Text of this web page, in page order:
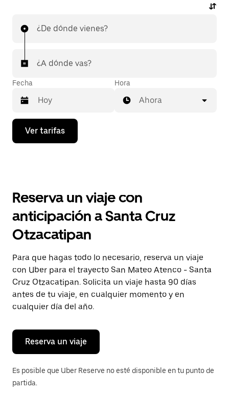
¿De dónde vienes?
¿A dónde vas?
Fecha
Presiona
flecha
el
y
selecciona
una
Presiona
la
tecla Esc
para
cerrar
el
calendario.
Hora
Ahora
Ver tarifas
Reserva un viaje con
anticipación a Santa Cruz
Otzacatipan
Para que hagas todo lo necesario, reserva un viaje
con Uber para el trayecto San Mateo Atenco - Santa
Cruz Otzacatipan. Solicita un viaje hasta 90 días
antes de tu viaje, en cualquier momento y en
cualquier día del año.
Reserva un viaje
Es posible que Uber Reserve no esté disponible en tu punto de
partida.